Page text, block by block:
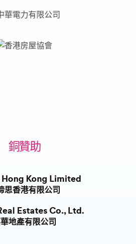
銅贊助
Kong Limited
思香港有限公司
Estates Co., Ltd.
地產有限公司